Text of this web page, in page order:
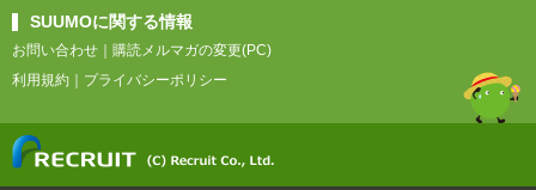
SUUMOに関する情報
お問い合わせ
購読メルマガの変更(PC)
利用規約
プライバシーポリシー